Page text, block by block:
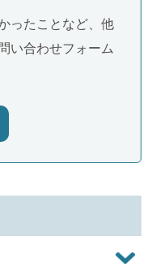
ったことなど、他
い合わせフォーム